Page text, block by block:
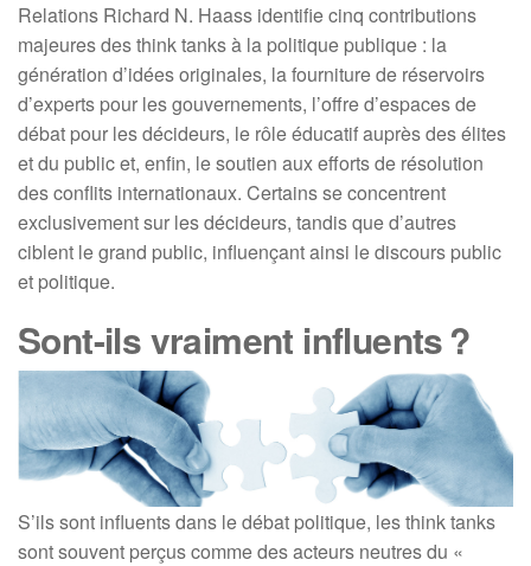
Relations Richard N. Haass identifie cinq contributions
majeures des think tanks à la politique publique : la
génération d’idées originales, la fourniture de réservoirs
d’experts pour les gouvernements, l’offre d’espaces de
débat pour les décideurs, le rôle éducatif auprès des élites
et du public et, enfin, le soutien aux efforts de résolution
des conflits internationaux. Certains se concentrent
exclusivement sur les décideurs, tandis que d’autres
ciblent le grand public, influençant ainsi le discours public
et politique.
Sont-ils vraiment influents ?
S’ils sont influents dans le débat politique, les think tanks
sont souvent perçus comme des acteurs neutres du «